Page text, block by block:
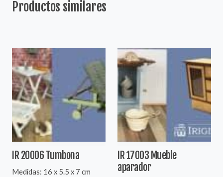
Productos similares
IR 20006 Tumbona
Medidas: 16 x 5.5 x 7 cm
IR 17003 Mueble
aparador